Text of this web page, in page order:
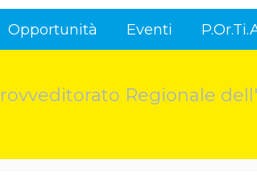
Opportunità Eventi
Regionale